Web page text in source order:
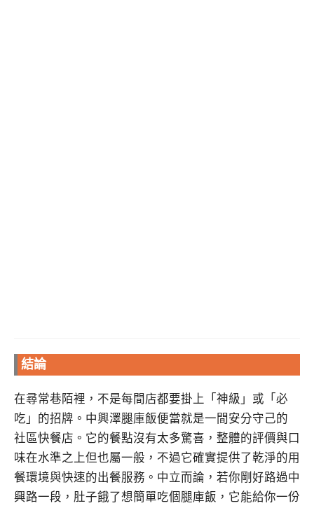
結論
在尋常巷陌裡，不是每間店都要掛上「神級」或「必
吃」的招牌。中興澤腿庫飯便當就是一間安分守己的
社區快餐店。它的餐點沒有太多驚喜，整體的評價與口
味在水準之上但也屬一般，不過它確實提供了乾淨的用
餐環境與快速的出餐服務。中立而論，若你剛好路過中
興路一段，肚子餓了想簡單吃個腿庫飯，它能給你一份